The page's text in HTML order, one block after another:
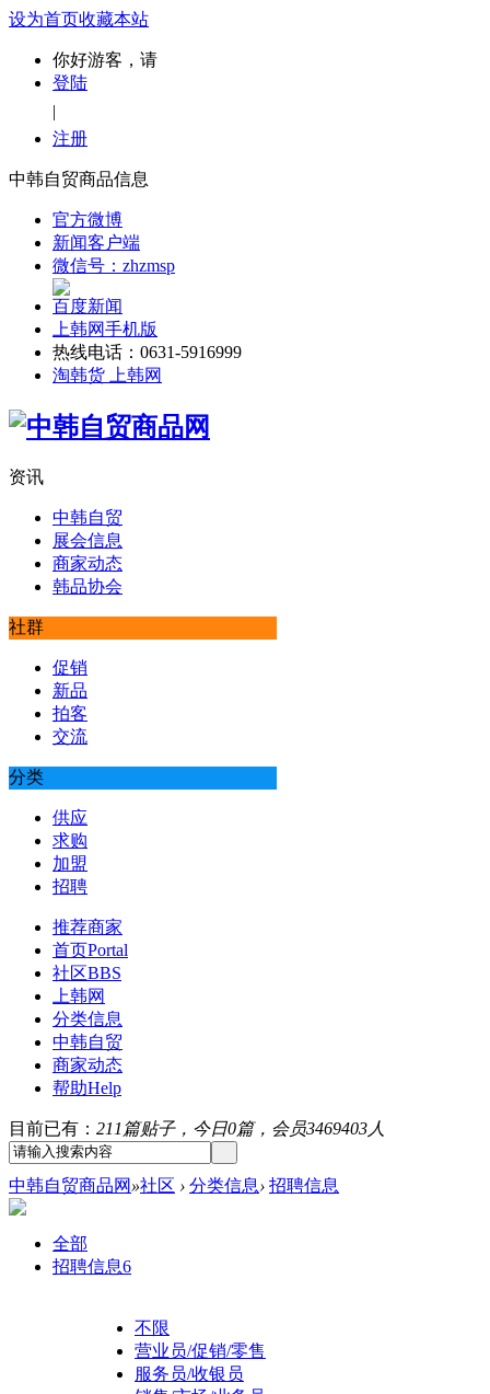
设为首页收藏本站
你好游客，请
登陆
|
注册
中韩自贸商品信息
官方微博
新闻客户端
微信号：zhzmsp
百度新闻
上韩网手机版
热线电话：0631-5916999
淘韩货 上韩网
资讯
中韩自贸
展会信息
商家动态
韩品协会
社群
促销
新品
拍客
交流
分类
供应
求购
加盟
招聘
推荐商家
首页Portal
社区BBS
上韩网
分类信息
中韩自贸
商家动态
帮助Help
目前已有： 211篇贴子，今日0篇，会员3469403人
中韩自贸商品网 »社区 › 分类信息› 招聘信息
全部
招聘信息6
不限
营业员/促销/零售
服务员/收银员